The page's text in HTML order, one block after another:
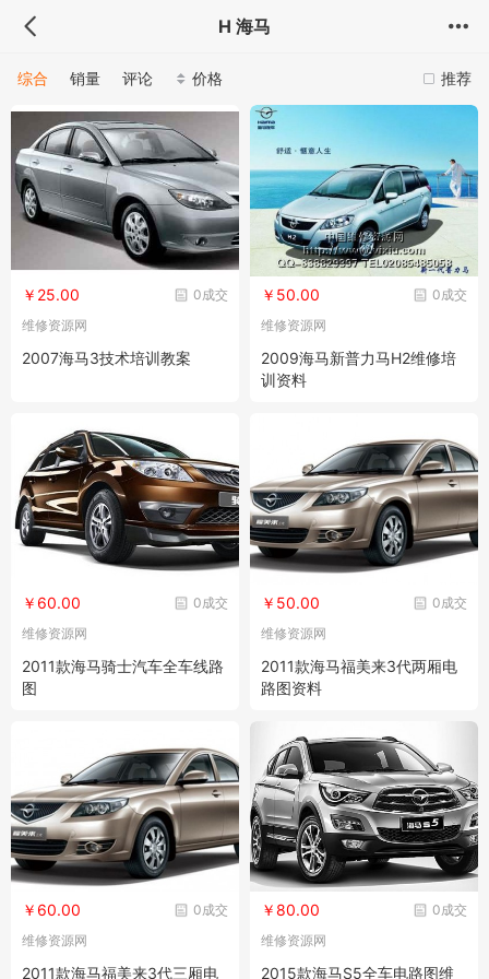
H 海马
推荐
综合 销量 评论 价格
0成交
￥25.00
维修资源网
2007海马3技术培训教案
0成交
￥50.00
维修资源网
2009海马新普力马H2维修培
训资料
0成交
￥60.00
维修资源网
2011款海马骑士汽车全车线路
图
0成交
￥50.00
维修资源网
2011款海马福美来3代两厢电
路图资料
0成交
￥60.00
维修资源网
2011款海马福美来3代三厢电
0成交
￥80.00
维修资源网
2015款海马S5全车电路图维